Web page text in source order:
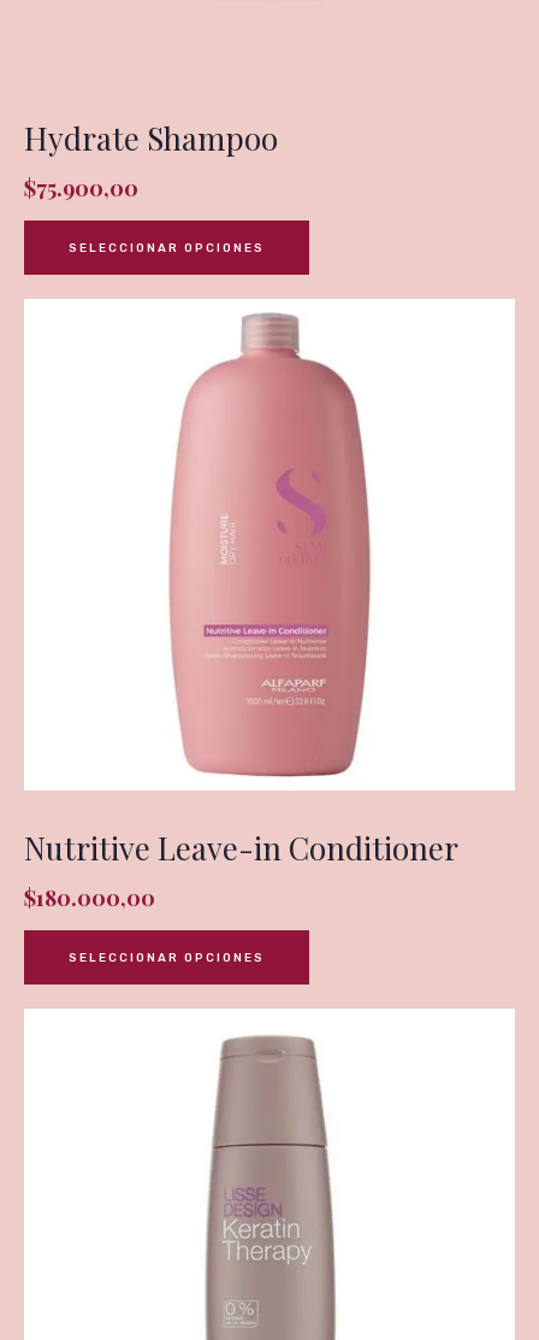
Hydrate Shampoo
$75.900,00
SELECCIONAR OPCIONES
Nutritive Leave-in Conditioner
$180.000,00
SELECCIONAR OPCIONES